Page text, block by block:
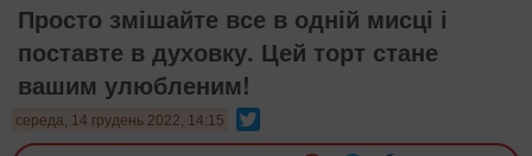
Просто змішайте все в одній мисці і
поставте в духовку. Цей торт стане
вашим улюбленим!
середа, 14 грудень 2022, 14:15